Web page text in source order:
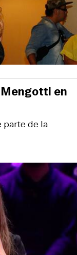
parte de la
en